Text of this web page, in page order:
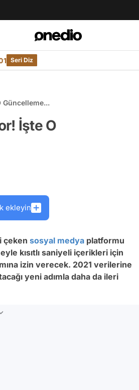
Seri Diz
Güncelleme...
İşte O
ekleyin
çeken sosyal medya platformu
kısıtlı saniyeli içerikleri için
izin verecek. 2021 verilerine
yeni adımla daha da ileri